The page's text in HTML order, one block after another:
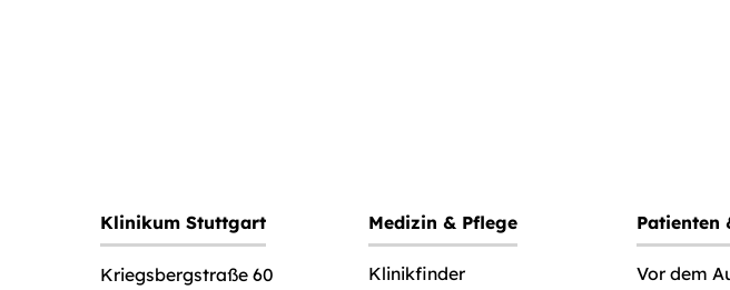
Klinikum Stuttgart
Kriegsbergstraße 60
Medizin & Pflege
Klinikfinder
Patienten
Vor dem